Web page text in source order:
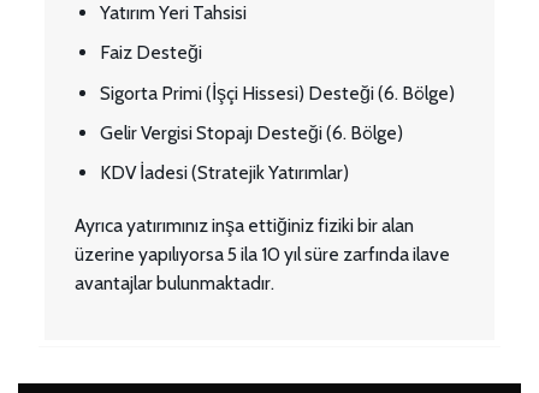
Yatırım Yeri Tahsisi
Faiz Desteği
Sigorta Primi (İşçi Hissesi) Desteği (6. Bölge)
Gelir Vergisi Stopajı Desteği (6. Bölge)
KDV İadesi (Stratejik Yatırımlar)
Ayrıca yatırımınız inşa ettiğiniz fiziki bir alan
üzerine yapılıyorsa 5 ila 10 yıl süre zarfında ilave
avantajlar bulunmaktadır.